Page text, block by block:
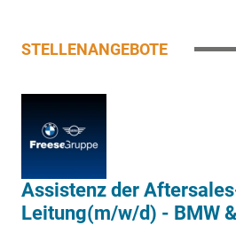
STELLENANGEBOTE
Assistenz der
Leitung(m/w/d) - BMW